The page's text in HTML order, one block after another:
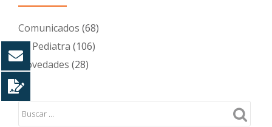
Comunicados (68)
Mi Pediatra (106)
Novedades (28)